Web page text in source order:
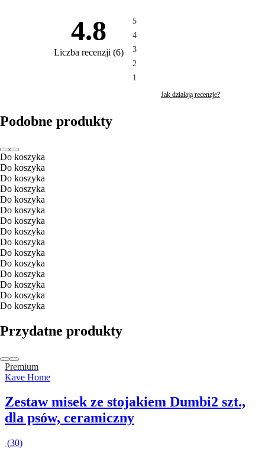
4.8
Liczba recenzji (6)
5
4
3
2
1
Jak działają recenzje?
Podobne produkty
Do koszyka
Do koszyka
Do koszyka
Do koszyka
Do koszyka
Do koszyka
Do koszyka
Do koszyka
Do koszyka
Do koszyka
Do koszyka
Do koszyka
Do koszyka
Do koszyka
Do koszyka
Przydatne produkty
Premium
Kave Home
Zestaw misek ze stojakiem Dumbi2 szt.,
dla psów, ceramiczny
(30)